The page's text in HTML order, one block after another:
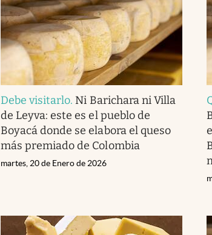
Debe visitarlo. Ni Barichara ni Villa
de Leyva: este es el pueblo de
Boyacá donde se elabora el queso
más premiado de Colombia
martes, 20 de Enero de 2026